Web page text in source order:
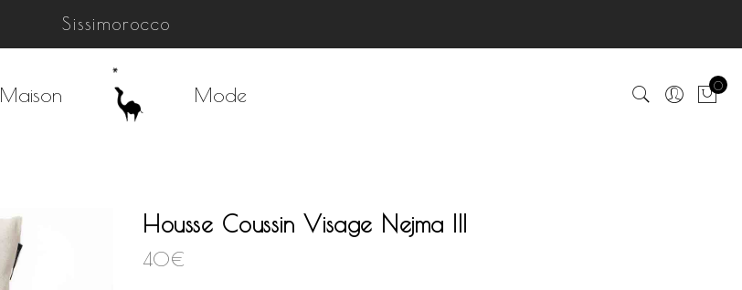
Sissimorocco
Maison Mode 0
Housse Coussin Visage Nejma III
40€